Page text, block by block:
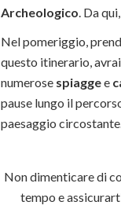
Archeologico. Da
Nel pomeriggio,
questo itinerario,
numerose spiaggee
pause lungo il
paesaggio
Non dimenticare di
tempo e